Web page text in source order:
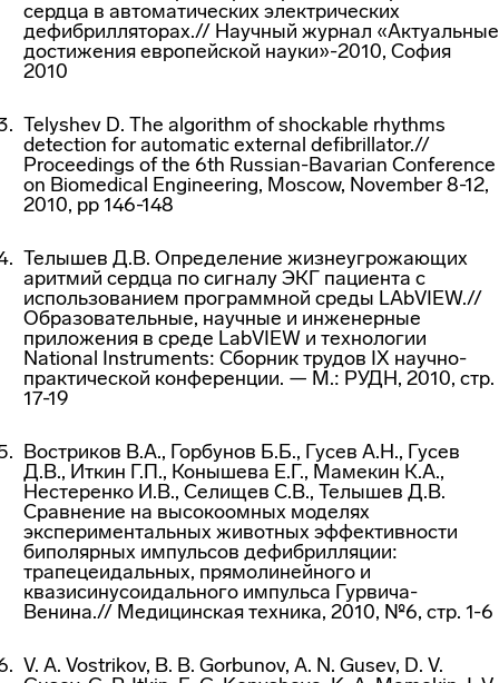
сердца в автоматических электрических
дефибрилляторах.// Научный журнал «Актуальные
достижения европейской науки»-2010, София
2010
Telyshev D. The algorithm of shockable rhythms
detection for automatic external defibrillator.//
Proceedings of the 6th Russian-Bavarian Conference
on Biomedical Engineering, Moscow, November 8-12,
2010, pp 146-148
Телышев Д.В. Определение жизнеугрожающих
аритмий сердца по сигналу ЭКГ пациента с
использованием программной среды LAbVIEW.//
Образовательные, научные и инженерные
приложения в среде LabVIEW и технологии
National Instruments: Сборник трудов IX научно-
практической конференции. — М.: РУДН, 2010, стр.
17-19
Востриков В.А., Горбунов Б.Б., Гусев А.Н., Гусев
Д.В., Иткин Г.П., Конышева Е.Г., Мамекин К.А.,
Нестеренко И.В., Селищев С.В., Телышев Д.В.
Сравнение на высокоомных моделях
экспериментальных животных эффективности
биполярных импульсов дефибрилляции:
трапецеидальных, прямолинейного и
квазисинусоидального импульса Гурвича-
Венина.// Медицинская техника, 2010, №6, стр. 1-6
V. A. Vostrikov, B. B. Gorbunov, A. N. Gusev, D. V.